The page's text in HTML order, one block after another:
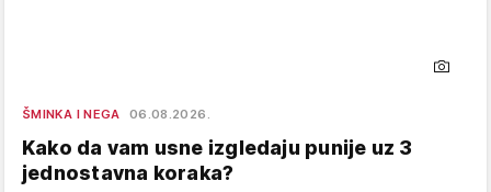
ŠMINKA I NEGA 06.08.2026.
Kako da vam usne izgledaju punije uz 3
jednostavna koraka?